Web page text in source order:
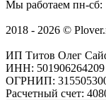
Мы работаем пн-сб:
2018 - 2026 ©
ИП Титов Олег
ИНН: 501906264209
ОГРНИП:
Расчетный счет: